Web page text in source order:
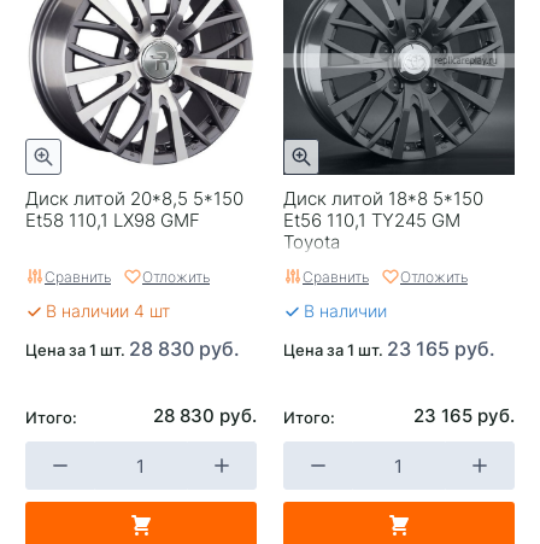
Цвет
Серый с полировкой
Категория
Легковые
Страна изготовителя
Китай
Replica
0
Завод изготовитель
K&K
Диск литой 20*8,5 5*150
Et58 110,1 LX98 GMF
Сравнить Отложить
В наличии 4 шт
Цена за 1 шт. 28 830 руб.
Итого: 28 830 руб.
Диск литой 18*8 5*150
Et56 110,1 TY245 GM
Toyota
Сравнить Отложить
В наличии
Цена за 1 шт. 23 165 руб.
Итого: 23 165 руб.